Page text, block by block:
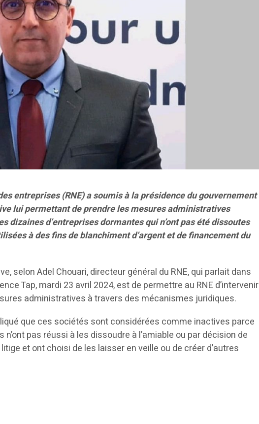
entreprises (RNE) a soumis à la présidence du gouvernement
lui permettant de prendre les mesures administratives
dizaines d’entreprises dormantes qui n’ont pas été dissoutes
à des fins de blanchiment d’argent et de financement du
selon Adel Chouari, directeur général du RNE, qui parlait dans
Tap, mardi 23 avril 2024, est de permettre au RNE d’intervenir
administratives à travers des mécanismes juridiques.
que ces sociétés sont considérées comme inactives parce
n’ont pas réussi à les dissoudre à l’amiable ou par décision de
et ont choisi de les laisser en veille ou de créer d’autres